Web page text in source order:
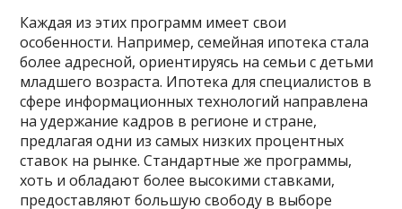
Каждая из этих программ имеет свои
особенности. Например, семейная ипотека стала
более адресной, ориентируясь на семьи с детьми
младшего возраста. Ипотека для специалистов в
сфере информационных технологий направлена
на удержание кадров в регионе и стране,
предлагая одни из самых низких процентных
ставок на рынке. Стандартные же программы,
хоть и обладают более высокими ставками,
предоставляют большую свободу в выборе